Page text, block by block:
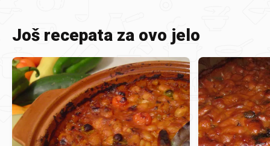
Još recepata za ovo jelo